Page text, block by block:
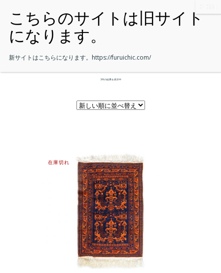
3件の結果を表示中
在庫切れ
新サイトはこちらになります。 https://furuichic.com/